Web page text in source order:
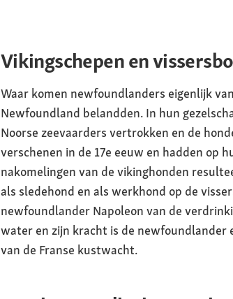
Vikingschepen en
Waar komen newfoundlanders eigenlijk
Newfoundland belandden. In hun
Noorse zeevaarders vertrokken en de
verschenen in de 17e eeuw en hadden op
nakomelingen van de vikinghonden
als sledehond en als werkhond op de
newfoundlander Napoleon van de
water en zijn kracht is de newfoundlander
van de Franse kustwacht.